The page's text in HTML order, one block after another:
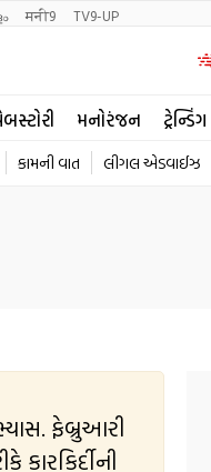
मनी9 TV9-UP
મનોરંજન ટ્રેન્ડિંગ
કામની વાત લીગલ એડવાઈઝ
ફેબ્રુઆરી